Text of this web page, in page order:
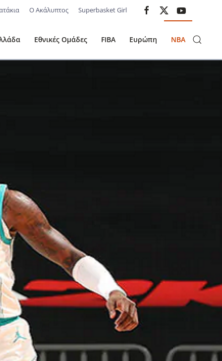
Ο Ακάλυπτος Superbasket Girl
Εθνικές Ομάδες FIBA Ευρώπη NBA